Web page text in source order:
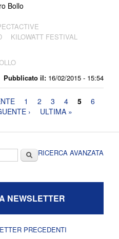
Pubblicato il: 16/02/2015 - 15:54
Bollo
KILOWATT FESTIVAL
1 2 3 4 5
6
› ULTIMA »
CercaRICERCA AVANZATA
NEWSLETTER
PRECEDENTI